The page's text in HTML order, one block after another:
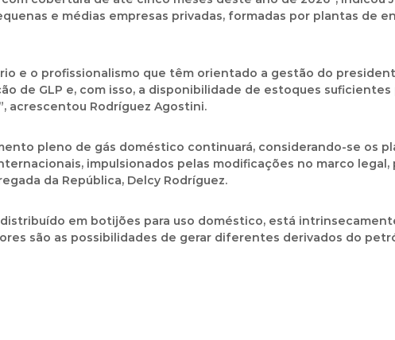
e médias empresas privadas, formadas por plantas de
e o profissionalismo que têm orientado a gestão do
de GLP e, com isso, a disponibilidade de estoques suficientes
”, acrescentou Rodríguez Agostini.
pleno de gás doméstico continuará, considerando-se os
impulsionados pelas modificações no marco
da República, Delcy Rodríguez.
em botijões para uso doméstico, está
são as possibilidades de gerar diferentes derivados do